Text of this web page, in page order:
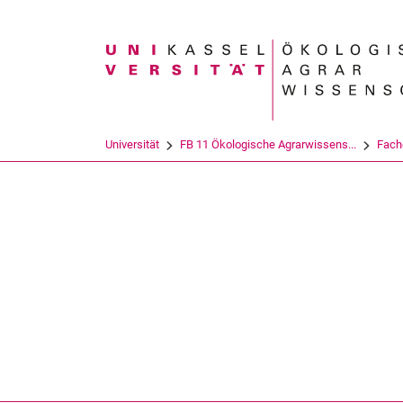
Suchbegriff
Universität FB 11 Ökologische Agrarwissens...